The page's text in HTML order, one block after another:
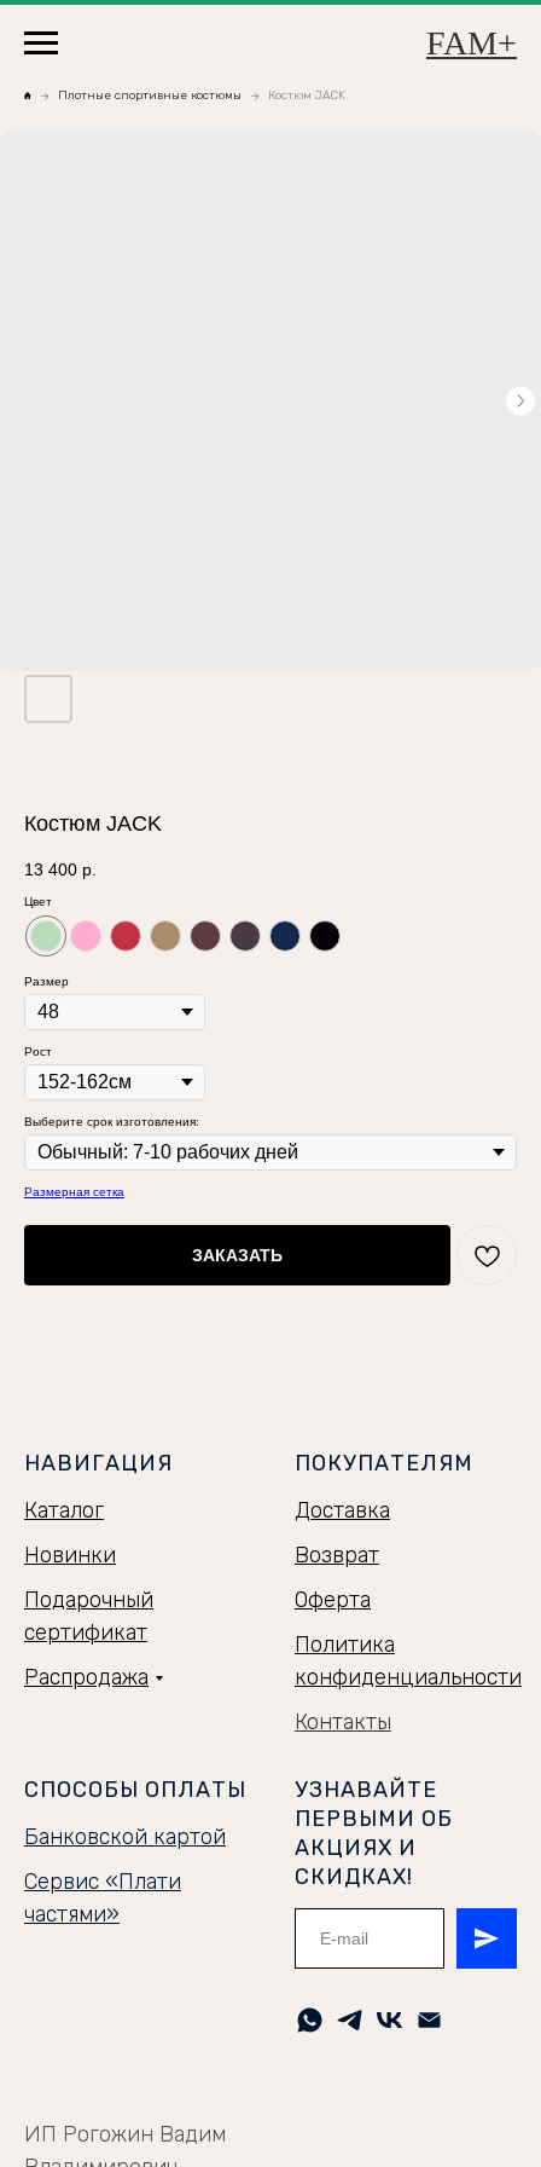
FAM+
Плотные спортивные костюмы Костюм JACK
Костюм JACK
13 400 р.
Цвет
Размер
Рост
Выберите срок изготовления:
Размерная сетка
ЗАКАЗАТЬ
НАВИГАЦИЯ
Каталог
Новинки
Подарочный
сертификат
Распродажа
ПОКУПАТЕЛЯМ
Доставка
Возврат
Оферта
Политика
конфиденциальности
Контакты
СПОСОБЫ ОПЛАТЫ
Банковской картой
Сервис «Плати
частями»
УЗНАВАЙТЕ
ПЕРВЫМИ ОБ
АКЦИЯХ И
СКИДКАХ!
ИП Рогожин Вадим